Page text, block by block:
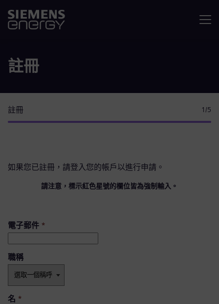
註冊
註冊 1 /5
如果您已註冊，請登入您的帳戶以進行申請。
請注意，標示紅色星號的欄位皆為強制輸入。
電子郵件 *
職稱
名 *